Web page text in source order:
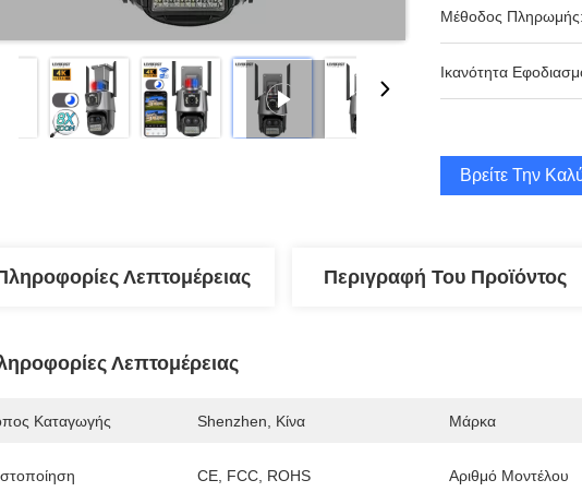
Μέθοδος Πληρωμής:
Ικανότητα
Βρείτε Την
Λεπτομέρειας Περιγραφή Του Προϊόντος
Λεπτομέρειας
Καταγωγής Shenzhen, Κίνα Μάρκα
CE, FCC, ROHS Αριθμό Μοντέλου